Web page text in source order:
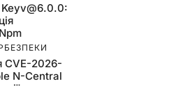
Keyv@6.0.0:
CVE-2026-
N-Central